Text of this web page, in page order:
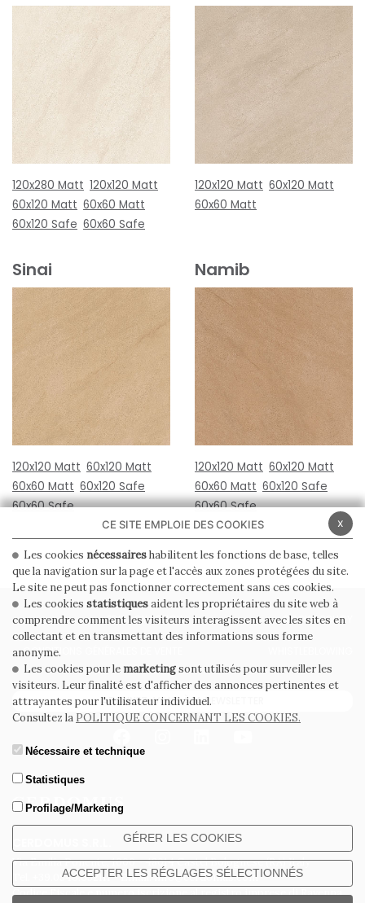
120x280 Matt 120x120 Matt
60x120 Matt 60x60 Matt
60x120 Safe 60x60 Safe
120x120 Matt 60x120 Matt
60x60 Matt
Sinai
120x120 Matt 60x120 Matt
60x60 Matt 60x120 Safe
60x60 Safe
Namib
120x120 Matt 60x120 Matt
60x60 Matt 60x120 Safe
60x60 Safe
Via Emilia Ponente, 1000 - 48014 Castel Bolognese (RA) Italy
Tel. +39.0546.652111 - Email: info@cerdomus.com
Codice Fiscale e numero iscrizione al registro imprese di Ravenna
PRIVACY POLICY COOKIE POLICY
CONDITIONS GÉNÉRALES DE VENTE
ABONNEZ-VOUS À LA NEWSLETTER
x
CE SITE EMPLOIE DES COOKIES
Les cookies nécessaireshabilitent les fonctions de base, telles
que la navigation sur la page et l'accès aux zones protégées du site.
Le site ne peut pas fonctionner correctement sans ces cookies.
Les cookies statistiquesaident les propriétaires du site web à
comprendre comment les visiteurs interagissent avec les sites en
collectant et en transmettant des informations sous forme
anonyme.
Les cookies pour le marketingsont utilisés pour surveiller les
visiteurs. Leur finalité est d'afficher des annonces pertinentes et
attrayantes pour l'utilisateur individuel.
Consultez la POLITIQUE CONCERNANT LES COOKIES.
Nécessaire et technique
Statistiques
Profilage/Marketing
GÉRER LES COOKIES
ACCEPTER LES RÉGLAGES SÉLECTIONNÉS